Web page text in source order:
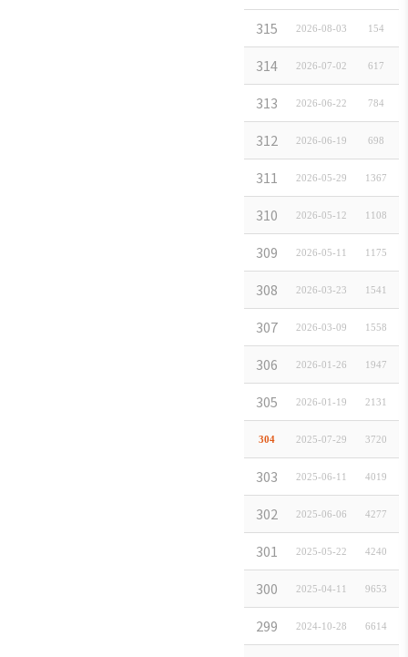
315 [삼성전자]
2026-08-03 154
314 [KOTRA] [초청]
2026-07-02 617
313 [롯데호텔김치]
2026-06-22 784
312 [긴급] 2026 한국
2026-06-19 698
311 2026 한·일 콘텐
2026-05-29 1367
310 [LOTTE
2026-05-12 1108
309 ［국제익스프레
2026-05-11 1175
308 도쿄비즈니스센
2026-03-23 1541
307 [긴급] 2026
2026-03-09 1558
306 (안내) 일본 수출
2026-01-26 1947
305 「SBJ トラベル
2026-01-19 2131
304 ［주식회사 AHA
2025-07-29 3720
303 ［LOTTE
2025-06-11 4019
302 ［다우재팬］온
2025-06-06 4277
301 하나은행「하나
2025-05-22 4240
300 駐日韓国企業連
2025-04-11 9653
299 2024년 10월, 새
2024-10-28 6614